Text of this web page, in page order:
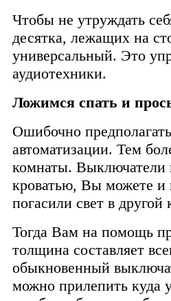
Чтобы не утруждать
десятка, лежащих на
универсальный. Это
аудиотехники.
Ложимся спать и
Ошибочно
автоматизации. Тем
комнаты. Выключатели
кроватью, Вы можете и
погасили свет в другой
Тогда Вам на помощь
толщина составляет
обыкновенный
можно прилепить куда